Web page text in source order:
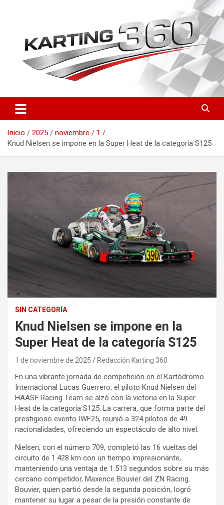
Karting 360 | Noticias,
Campeonatos y Pilotos de
Karting en España
Toda la actualidad del karting nacional e internacional: resultados
del CEK, FIA Karting, fichas de pilotos, circuitos y novedades
técnicas. Actualizado a diario.
Inicio
2025 noviembre
1
Knud Nielsen se impone en la Super Heat de la categoría S125
SIN CATEGORÍA
Knud Nielsen se impone en la
Super Heat de la categoría S125
1 de noviembre de 2025 Redacción Karting 360
En una vibrante jornada de competición en el Kartódromo
Internacional Lucas Guerrero, el piloto Knud Nielsen del
HAASE Racing Team se alzó con la victoria en la Super
Heat de la categoría S125. La carrera, que forma parte del
prestigioso evento IWF25, reunió a 324 pilotos de 49
nacionalidades, ofreciendo un espectáculo de alto nivel.
Nielsen, con el número 709, completó las 16 vueltas del
circuito de 1.428 km con un tiempo impresionante,
manteniendo una ventaja de 1.513 segundos sobre su más
cercano competidor, Maxence Bouvier del ZN Racing.
Bouvier, quien partió desde la segunda posición, logró
mantener su lugar a pesar de la presión constante de